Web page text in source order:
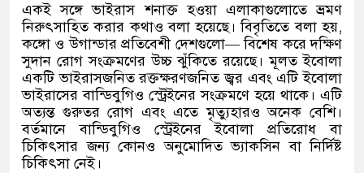
একই সঙ্গে ভাইরাস শনাক্ত হওয়া এলাকাগুলোতে ভ্রমণ
নিরুৎসাহিত করার কথাও বলা হয়েছে। বিবৃতিতে বলা হয়,
কঙ্গো ও উগান্ডার প্রতিবেশী দেশগুলো—বিশেষ করে দক্ষিণ
সুদান রোগ সংক্রমণের উচ্চ ঝুঁকিতে রয়েছে। মূলত ইবোলা
একটি ভাইরাসজনিত রক্তক্ষরণজনিত জ্বর এবং এটি ইবোলা
ভাইরাসের বান্ডিবুগিও স্ট্রেইনের সংক্রমণে হয়ে থাকে। এটি
অত্যন্ত গুরুতর রোগ এবং এতে মৃত্যুহারও অনেক বেশি।
বর্তমানে বান্ডিবুগিও স্ট্রেইনের ইবোলা প্রতিরোধ বা
চিকিৎসার জন্য কোনও অনুমোদিত ভ্যাকসিন বা নির্দিষ্ট
চিকিৎসা নেই।